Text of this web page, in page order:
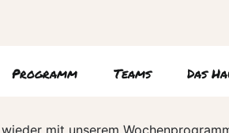
Programm Teams Das
mit unserem